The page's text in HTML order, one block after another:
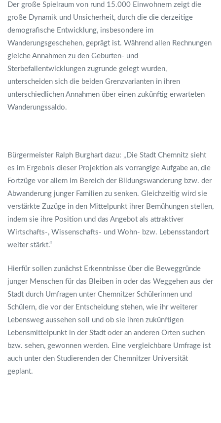
Der große Spielraum von rund 15.000 Einwohnern zeigt die
große Dynamik und Unsicherheit, durch die die derzeitige
demografische Entwicklung, insbesondere im
Wanderungsgeschehen, geprägt ist. Während allen Rechnungen
gleiche Annahmen zu den Geburten- und
Sterbefallentwicklungen zugrunde gelegt wurden,
unterscheiden sich die beiden Grenzvarianten in ihren
unterschiedlichen Annahmen über einen zukünftig erwarteten
Wanderungssaldo.
Bürgermeister Ralph Burghart dazu: „Die Stadt Chemnitz sieht
es im Ergebnis dieser Projektion als vorrangige Aufgabe an, die
Fortzüge vor allem im Bereich der Bildungswanderung bzw. der
Abwanderung junger Familien zu senken. Gleichzeitig wird sie
verstärkte Zuzüge in den Mittelpunkt ihrer Bemühungen stellen,
indem sie ihre Position und das Angebot als attraktiver
Wirtschafts-, Wissenschafts- und Wohn- bzw. Lebensstandort
weiter stärkt.“
Hierfür sollen zunächst Erkenntnisse über die Beweggründe
junger Menschen für das Bleiben in oder das Weggehen aus der
Stadt durch Umfragen unter Chemnitzer Schülerinnen und
Schülern, die vor der Entscheidung stehen, wie ihr weiterer
Lebensweg aussehen soll und ob sie ihren zukünftigen
Lebensmittelpunkt in der Stadt oder an anderen Orten suchen
bzw. sehen, gewonnen werden. Eine vergleichbare Umfrage ist
auch unter den Studierenden der Chemnitzer Universität
geplant.